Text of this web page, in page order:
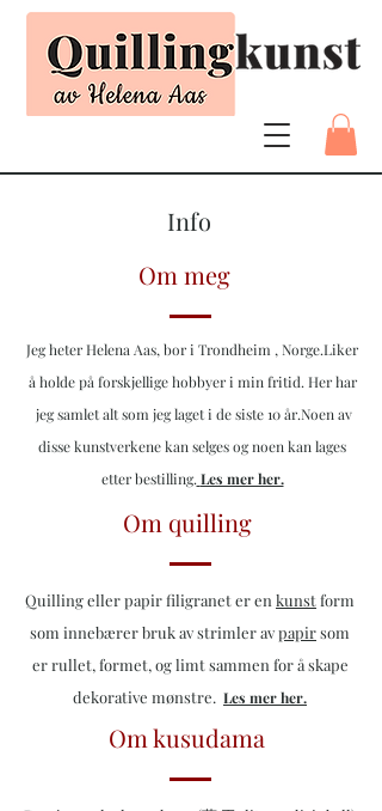
Info
Om meg
Jeg heter Helena Aas, bor i Trondheim , Norge.Liker
å holde på forskjellige hobbyer i min fritid. Her har
jeg samlet alt som jeg laget i de siste 10 år.Noen av
disse kunstverkene kan selges og noen kan lages
etter bestilling. Les mer her.
Om quilling
Quilling eller papir filigranet er en kunstform
som innebærer bruk av strimler avpapirsom
er rullet, formet, og limt sammen for å skape
dekorative mønstre. Les mer her.
Om kusudama